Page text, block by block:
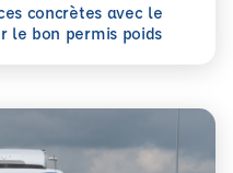
concrètes avec le
le bon permis poids
concrètes avec le